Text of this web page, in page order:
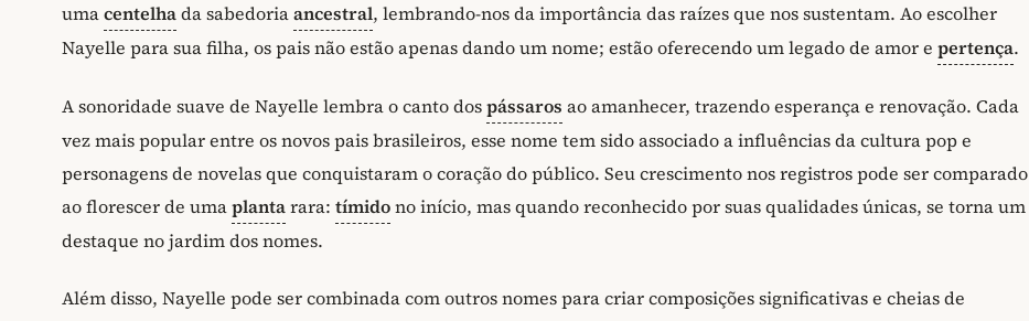
umacentelhada sabedoriaancestral, lembrando-nos da importância das raízes que nos sustentam. Ao escolher
Nayelle para sua filha, os pais não estão apenas dando um nome; estão oferecendo um legado de amor e pertença.
A sonoridade suave de Nayelle lembra o canto dospássaros ao amanhecer, trazendo esperança e renovação. Cada
vez mais popular entre os novos pais brasileiros, esse nome tem sido associado a influências da cultura pop e
personagens de novelas que conquistaram o coração do público. Seu crescimento nos registros pode ser comparado
ao florescer de umaplantarara: tímidono início, mas quando reconhecido por suas qualidades únicas, se torna um
destaque no jardim dos nomes.
Além disso, Nayelle pode ser combinada com outros nomes para criar composições significativas e cheias de